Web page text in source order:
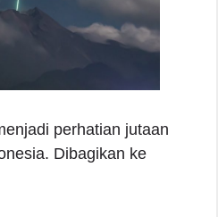
perhatian jutaan
Dibagikan ke